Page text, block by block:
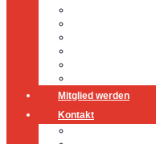
Mitglied werden
Kontakt